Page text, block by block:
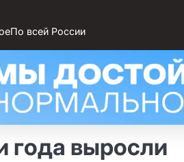
По всей России
года выросли